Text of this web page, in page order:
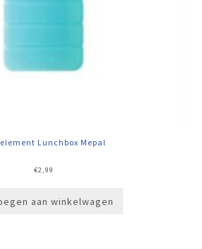
Lunchbox Mepal
€2,99
aan winkelwagen